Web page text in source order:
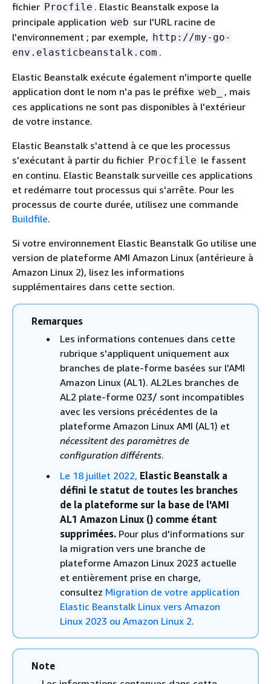
fichier Procfile . Elastic Beanstalk expose la
principale application web sur l'URL racine de
l'environnement ; par exemple, http://my-go-
env.elasticbeanstalk.com .
Elastic Beanstalk exécute également n'importe quelle
application dont le nom n'a pas le préfixe web_
, mais
ces applications ne sont pas disponibles à l'extérieur
de votre instance.
Elastic Beanstalk s'attend à ce que les processus
s'exécutant à partir du fichier Procfile le fassent
en continu. Elastic Beanstalk surveille ces applications
et redémarre tout processus qui s'arrête. Pour les
processus de courte durée, utilisez une commande
Buildfile.
Si votre environnement Elastic Beanstalk Go utilise une
version de plateforme AMI Amazon Linux (antérieure à
Amazon Linux 2), lisez les informations
supplémentaires dans cette section.
Remarques
Les informations contenues dans cette
rubrique s'appliquent uniquement aux
branches de plate-forme basées sur l'AMI
Amazon Linux (AL1). AL2Les branches de
AL2 plate-forme 023/ sont incompatibles
avec les versions précédentes de la
plateforme Amazon Linux AMI (AL1) et
nécessitent des paramètres de
configuration différents.
Le 18 juillet 2022, Elastic Beanstalk a
défini le statut de toutes les branches
de la plateforme sur la base de l'AMI
AL1 Amazon Linux () comme étant
supprimées. Pour plus d'informations sur
la migration vers une branche de
plateforme Amazon Linux 2023 actuelle
et entièrement prise en charge,
consultez Migration de votre application
Elastic Beanstalk Linux vers Amazon
Linux 2023 ou Amazon Linux 2.
Note